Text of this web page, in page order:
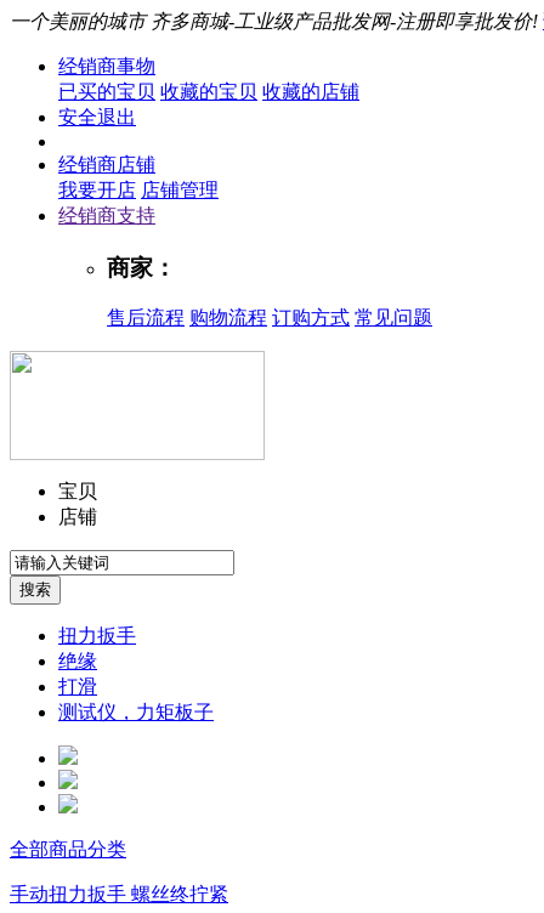
一个美丽的城市 齐多商城-工业级产品批发网-注册即享批发价!
经销商事物
已买的宝贝 收藏的宝贝 收藏的店铺
安全退出
经销商店铺
我要开店 店铺管理
经销商支持
商家：
售后流程 购物流程 订购方式 常见问题
宝贝
店铺
扭力扳手
绝缘
打滑
测试仪，力矩板子
全部商品分类
手动扭力扳手 螺丝终拧紧